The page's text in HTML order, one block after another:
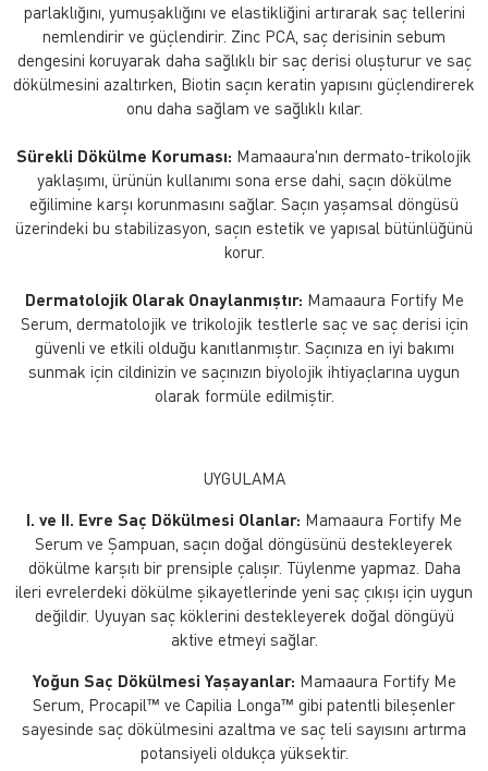
parlaklığını, yumuşaklığını ve elastikliğini artırarak saç tellerini
nemlendirir ve güçlendirir. Zinc PCA, saç derisinin sebum
dengesini koruyarak daha sağlıklı bir saç derisi oluşturur ve saç
dökülmesini azaltırken, Biotin saçın keratin yapısını güçlendirerek
onu daha sağlam ve sağlıklı kılar.
Sürekli Dökülme Koruması: Mamaaura'nın dermato-trikolojik
yaklaşımı, ürünün kullanımı sona erse dahi, saçın dökülme
eğilimine karşı korunmasını sağlar. Saçın yaşamsal döngüsü
üzerindeki bu stabilizasyon, saçın estetik ve yapısal bütünlüğünü
korur.
Dermatolojik Olarak Onaylanmıştır: Mamaaura Fortify Me
Serum, dermatolojik ve trikolojik testlerle saç ve saç derisi için
güvenli ve etkili olduğu kanıtlanmıştır. Saçınıza en iyi bakımı
sunmak için cildinizin ve saçınızın biyolojik ihtiyaçlarına uygun
olarak formüle edilmiştir.
UYGULAMA
I. ve II. Evre Saç Dökülmesi Olanlar: Mamaaura Fortify Me
Serum ve Şampuan, saçın doğal döngüsünü destekleyerek
dökülme karşıtı bir prensiple çalışır. Tüylenme yapmaz. Daha
ileri evrelerdeki dökülme şikayetlerinde yeni saç çıkışı için uygun
değildir. Uyuyan saç köklerini destekleyerek doğal döngüyü
aktive etmeyi sağlar.
Yoğun Saç Dökülmesi Yaşayanlar: Mamaaura Fortify Me
Serum, Procapil™ ve Capilia Longa™ gibi patentli bileşenler
sayesinde saç dökülmesini azaltma ve saç teli sayısını artırma
potansiyeli oldukça yüksektir.